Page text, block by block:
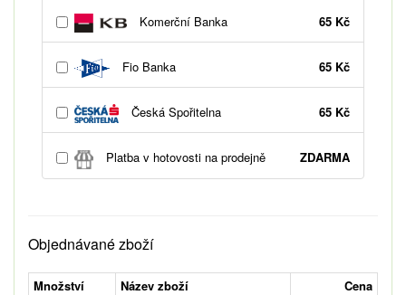
Komerční Banka 65 Kč
Fio Banka 65 Kč
Česká Spořitelna 65 Kč
Platba v hotovosti na prodejně ZDARMA
Objednávané zboží
Množství Název zboží
Cena